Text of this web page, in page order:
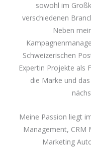
sowohl im
verschiedenen
Neben
Schweizerischen
Expertin Projekte als
die Marke und
Meine Passion liegt
Management, CRM
Marketing